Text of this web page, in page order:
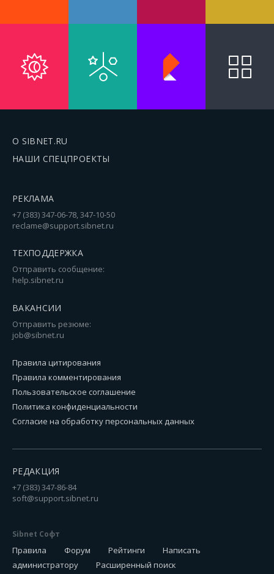
О SIBNET.RU
НАШИ СПЕЦПРОЕКТЫ
РЕКЛАМА
+7 (383) 347-06-78, 347-10-50
reclame@support.sibnet.ru
ТЕХПОДДЕРЖКА
Отправить сообщение:
help.sibnet.ru
ВАКАНСИИ
Отправить резюме:
job@sibnet.ru
Правила цитирования
Правила комментирования
Пользовательское соглашение
Политика конфиденциальности
Согласие на обработку персональных данных
РЕДАКЦИЯ
+7 (383) 347-86-84
soft@support.sibnet.ru
Sibnet Софт
Правила Форум Рейтинги
Написать
администратору
Расширенный поиск